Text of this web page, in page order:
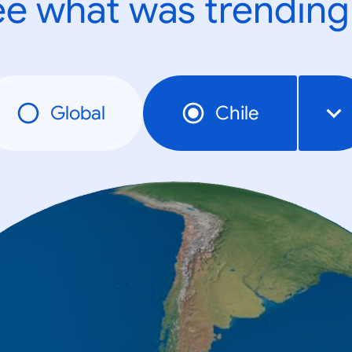
what was
Global Chile